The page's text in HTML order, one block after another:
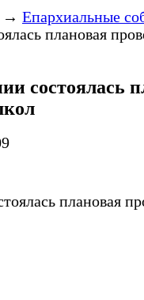
→ Епархиальные
плановая
состоялась
плановая